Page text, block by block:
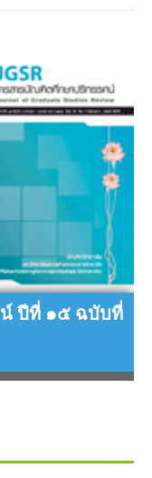
เป็นต้นไป
๑๕ ฉบับที่ ๑ ม.ค. – เม.ย.
ปีที่ ๑๕ ฉบับที่